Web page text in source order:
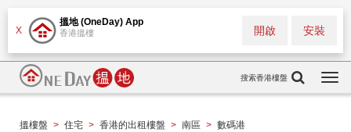
X
搵地 (OneDay) App
香港搵樓 安裝
開啟
搜索香港樓盤
搵樓盤 > 住宅 > 香港的出租樓盤 > 南區 > 數碼港